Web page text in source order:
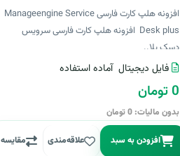
افزونه هلپ کارت فارسی Manageengine Service
Desk plus افزونه هلپ کارت فارسی سرویس
دسک پلا..
فایل دیجیتال آماده استفاده
0 تومان
بدون مالیات: 0 تومان
افزودن به سبد علاقه‌مندی مقایسه